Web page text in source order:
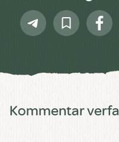
Telegram
In
Sammlung
Kommentar